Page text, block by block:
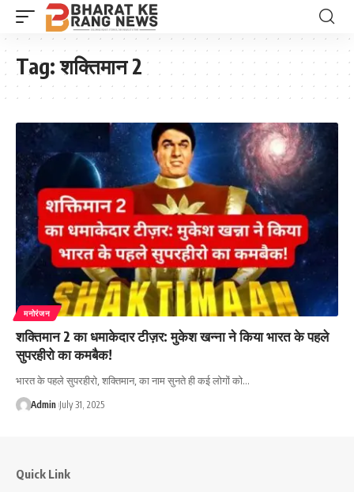
Tag:शक्तिमान 2
मनोरंजन
शक्तिमान 2 का धमाकेदार टीज़र: मुकेश खन्ना ने किया भारत के पहले
सुपरहीरो का कमबैक!
भारत के पहले सुपरहीरो, शक्तिमान, का नाम सुनते ही कई लोगों को…
Admin July 31, 2025
Quick Link